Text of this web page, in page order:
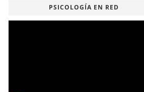
PSICOLOGÍA EN RED